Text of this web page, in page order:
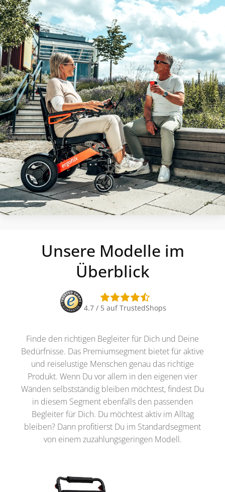
Unsere Modelle im
Überblick
4.7 / 5 auf TrustedShops
Finde den richtigen Begleiter für Dich und Deine
Bedürfnisse. Das Premiumsegment bietet für aktive
und reiselustige Menschen genau das richtige
Produkt. Wenn Du vor allem in den eigenen vier
Wänden selbstständig bleiben möchtest, findest Du
in diesem Segment ebenfalls den passenden
Begleiter für Dich. Du möchtest aktiv im Alltag
bleiben? Dann profitierst Du im Standardsegment
von einem zuzahlungsgeringen Modell.